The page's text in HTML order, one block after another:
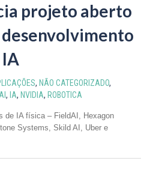
projeto aberto
, NÃO CATEGORIZADO,
, IA, NVIDIA, ROBOTICA
de IA física – FieldAI, Hexagon
Systems, Skild AI, Uber e